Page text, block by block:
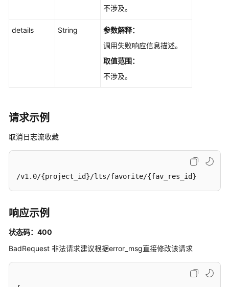
结
构
（即
将
推
荐
不涉及。
details String
参数解释：
调用失败响应信息描述。
取值范围：
不涉及。
请求示例
取消日志流收藏
/v1.0/{project_id}/lts/favorite/{fav_res_id}
响应示例
状态码：400
BadRequest 非法请求建议根据error_msg直接修改该请求